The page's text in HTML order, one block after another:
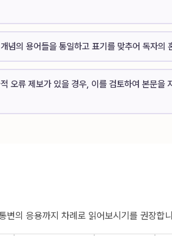
념의 용어들을 통일하고 표기를 맞추어 독자의
오류 제보가 있을 경우, 이를 검토하여 본문을
변의 응용까지 차례로 읽어보시기를 권장합